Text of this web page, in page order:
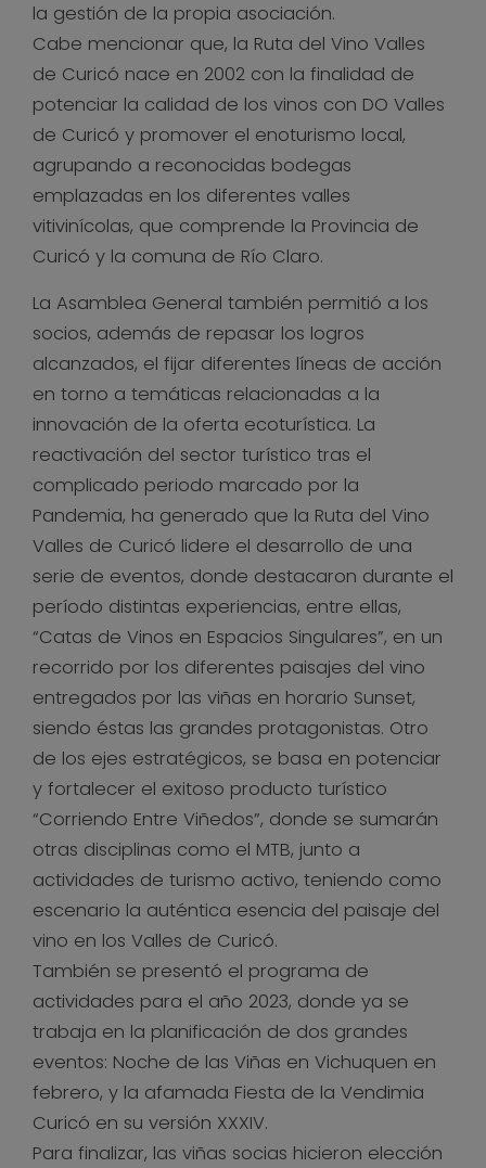
la gestión de la propia asociación.
Cabe mencionar que, la Ruta del Vino Valles
de Curicó nace en 2002 con la finalidad de
potenciar la calidad de los vinos con DO Valles
de Curicó y promover el enoturismo local,
agrupando a reconocidas bodegas
emplazadas en los diferentes valles
vitivinícolas, que comprende la Provincia de
Curicó y la comuna de Río Claro.
La Asamblea General también permitió a los
socios, además de repasar los logros
alcanzados, el fijar diferentes líneas de acción
en torno a temáticas relacionadas a la
innovación de la oferta ecoturística. La
reactivación del sector turístico tras el
complicado periodo marcado por la
Pandemia, ha generado que la Ruta del Vino
Valles de Curicó lidere el desarrollo de una
serie de eventos, donde destacaron durante el
período distintas experiencias, entre ellas,
“Catas de Vinos en Espacios Singulares”, en un
recorrido por los diferentes paisajes del vino
entregados por las viñas en horario Sunset,
siendo éstas las grandes protagonistas. Otro
de los ejes estratégicos, se basa en potenciar
y fortalecer el exitoso producto turístico
“Corriendo Entre Viñedos”, donde se sumarán
otras disciplinas como el MTB, junto a
actividades de turismo activo, teniendo como
escenario la auténtica esencia del paisaje del
vino en los Valles de Curicó.
También se presentó el programa de
actividades para el año 2023, donde ya se
trabaja en la planificación de dos grandes
eventos: Noche de las Viñas en Vichuquen en
febrero, y la afamada Fiesta de la Vendimia
Curicó en su versión XXXIV.
Para finalizar, las viñas socias hicieron elección